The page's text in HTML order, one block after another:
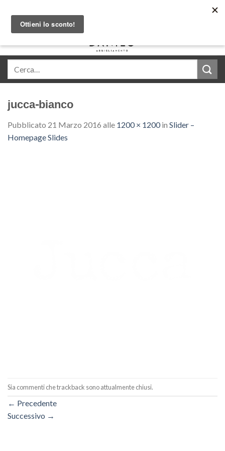
content
jucca-bianco
Pubblicato 21 Marzo 2016 alle 1200 × 1200in Slider –
Homepage Slides
Sia commenti che trackback sono attualmente chiusi.
← Precedente
Successivo →